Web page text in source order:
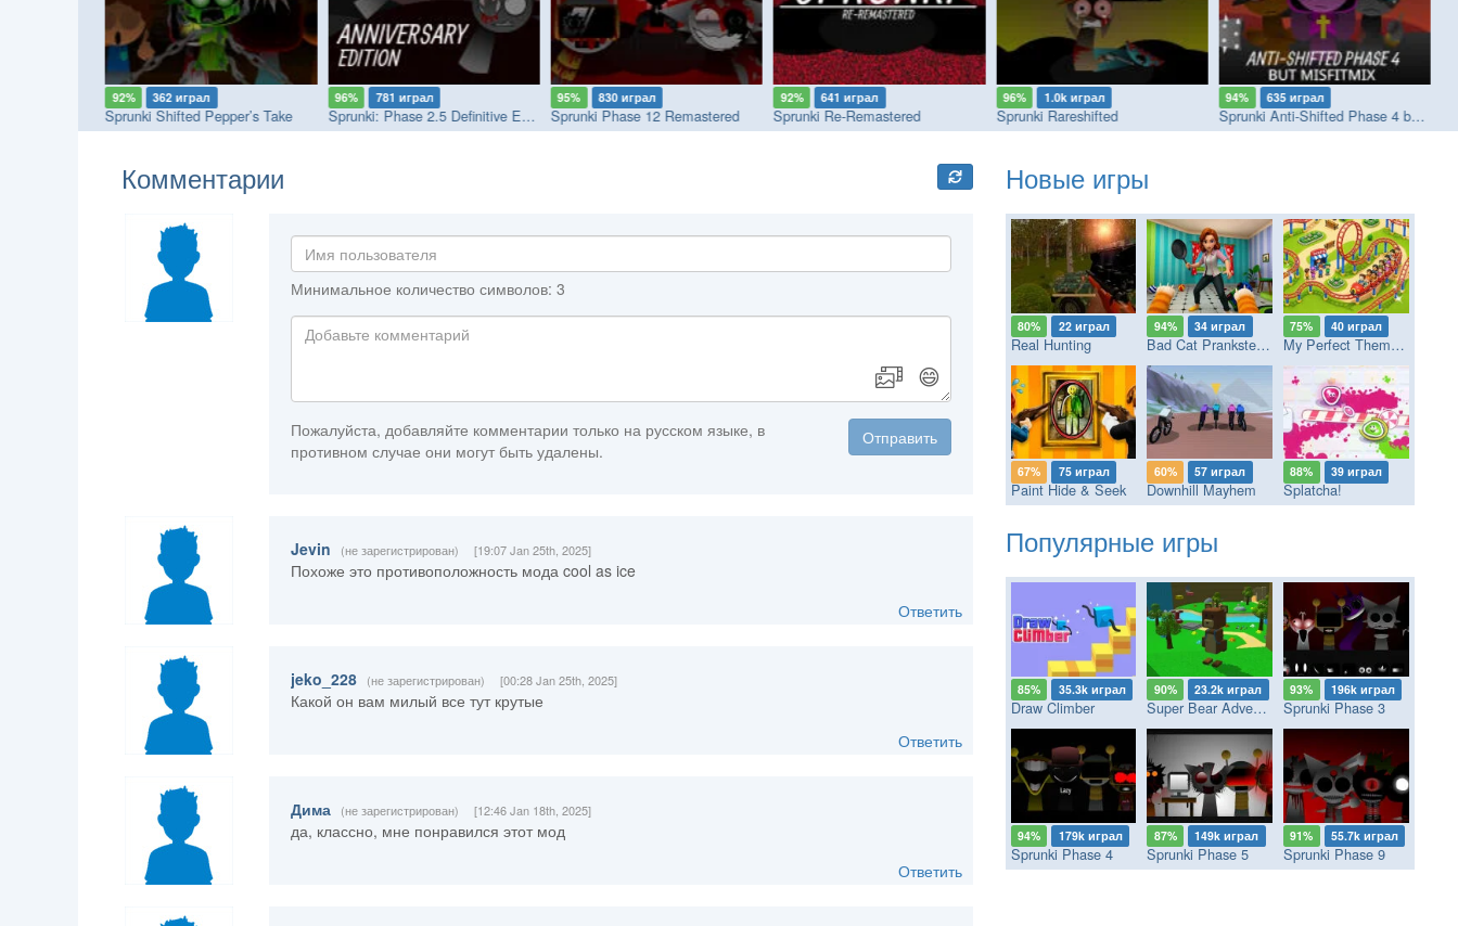
92% 362 играл
Sprunki Shifted Pepper’s Take
96% 781 играл
Sprunki: Phase 2.5 Definitive Edition
95% 830 играл
Sprunki Phase 12 Remastered
92% 641 играл
Sprunki Re-Remastered
96% 1.0k играл
Sprunki Rareshifted
94% 635 играл
Sprunki Anti-Shifted Phase 4 but MisfitMIX
Комментарии
Минимальное количество символов: 3
😄
Отправить
Пожалуйста, добавляйте комментарии только на русском языке, в
противном случае они могут быть удалены.
Jevin (не зарегистрирован) [19:07 Jan 25th, 2025]
Похоже это противоположность мода cool as ice
Ответить
jeko_228 (не зарегистрирован) [00:28 Jan 25th, 2025]
Какой он вам милый все тут крутые
Ответить
Дима (не зарегистрирован) [12:46 Jan 18th, 2025]
да, классно, мне понравился этот мод
Ответить
Новые игры
80% 22 играл
Real Hunting
94% 34 играл
Bad Cat Prankster - Mom’s Return
75% 40 играл
My Perfect Theme Park
67% 75 играл
Paint Hide & Seek
60% 57 играл
Downhill Mayhem
88% 39 играл
Splatcha!
Популярные игры
85% 35.3k играл
Draw Climber
90% 23.2k играл
Super Bear Adventure
93% 196k играл
Sprunki Phase 3
94% 179k играл
Sprunki Phase 4
87% 149k играл
Sprunki Phase 5
91% 55.7k играл
Sprunki Phase 9